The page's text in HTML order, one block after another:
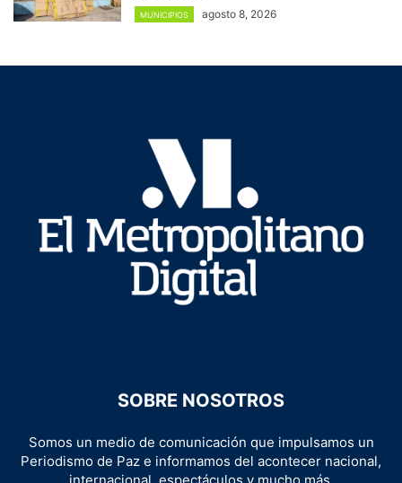
MUNICIPIOS agosto 8, 2026
SOBRE NOSOTROS
Somos un medio de comunicación que impulsamos un
Periodismo de Paz e informamos del acontecer nacional,